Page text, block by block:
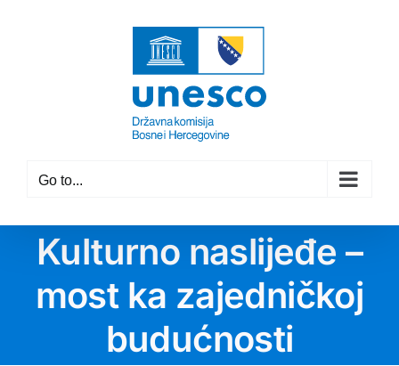
Go to...
Kulturno naslijeđe –
most ka zajedničkoj
budućnosti